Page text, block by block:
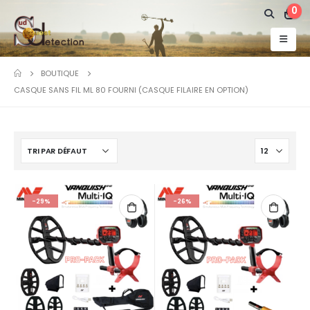
0
BOUTIQUE
CASQUE SANS FIL ML 80 FOURNI (CASQUE FILAIRE EN OPTION)
-29% -26%